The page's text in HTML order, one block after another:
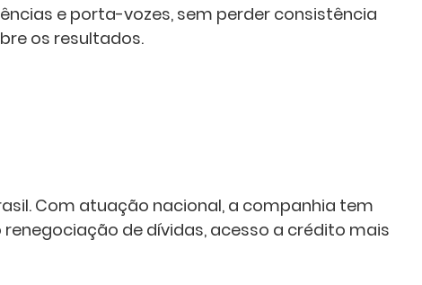
e porta-vozes, sem perder consistência
os resultados.
Com atuação nacional, a companhia tem
de dívidas, acesso a crédito mais